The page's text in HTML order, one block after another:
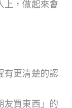
上，做起來會
有更清楚的認
友買東西」的